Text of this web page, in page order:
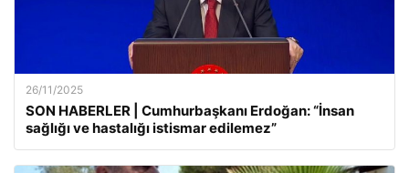
26/11/2025
SON HABERLER | Cumhurbaşkanı Erdoğan: “İnsan
sağlığı ve hastalığı istismar edilemez”